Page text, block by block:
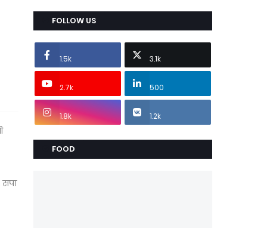
सपा
FOLLOW US
1.5k 3.1k
2.7k 500
1.8k 1.2k
FOOD